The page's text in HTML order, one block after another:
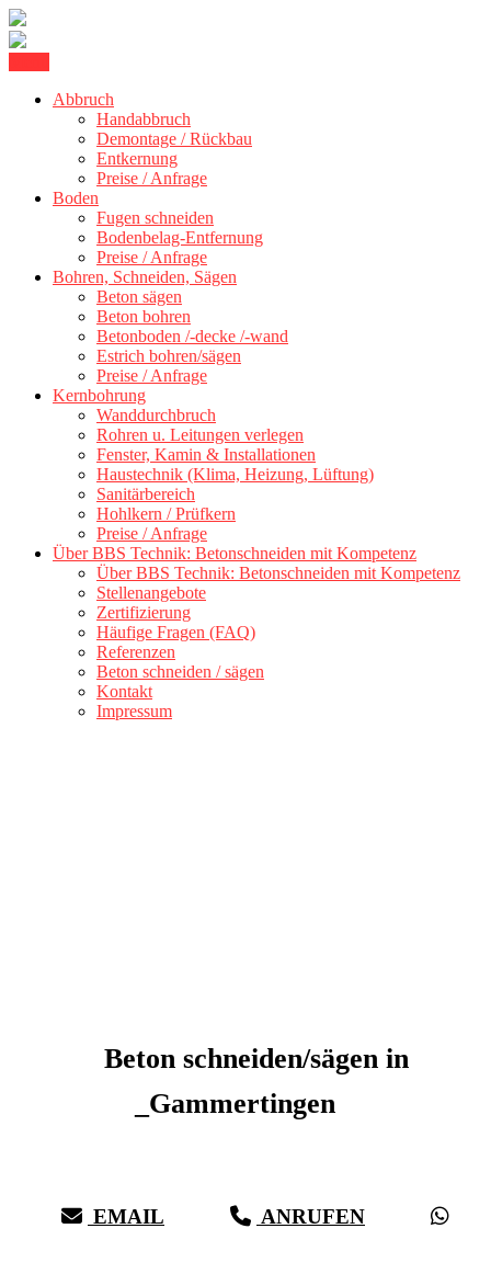
content
BBS Technik GmbH
300 kmAbbruch
Handabbruch
Demontage / Rückbau
Entkernung
Preise / Anfrage
Boden
Fugen schneiden
Bodenbelag-Entfernung
Preise / Anfrage
Bohren, Schneiden, Sägen
Beton sägen
Beton bohren
Betonboden /-decke /-wand
Estrich bohren/sägen
Preise / Anfrage
Kernbohrung
Wanddurchbruch
Rohren u. Leitungen verlegen
Fenster, Kamin & Installationen
Haustechnik (Klima, Heizung, Lüftung)
Sanitärbereich
Hohlkern / Prüfkern
Preise / Anfrage
Über BBS Technik: Betonschneiden mit Kompetenz
Über BBS Technik: Betonschneiden mit Kompetenz
Stellenangebote
Zertifizierung
Häufige Fragen (FAQ)
Referenzen
Beton schneiden / sägen
Kontakt
Impressum
Beton schneiden/sägen in
_Gammertingen
EMAIL ANRUFEN